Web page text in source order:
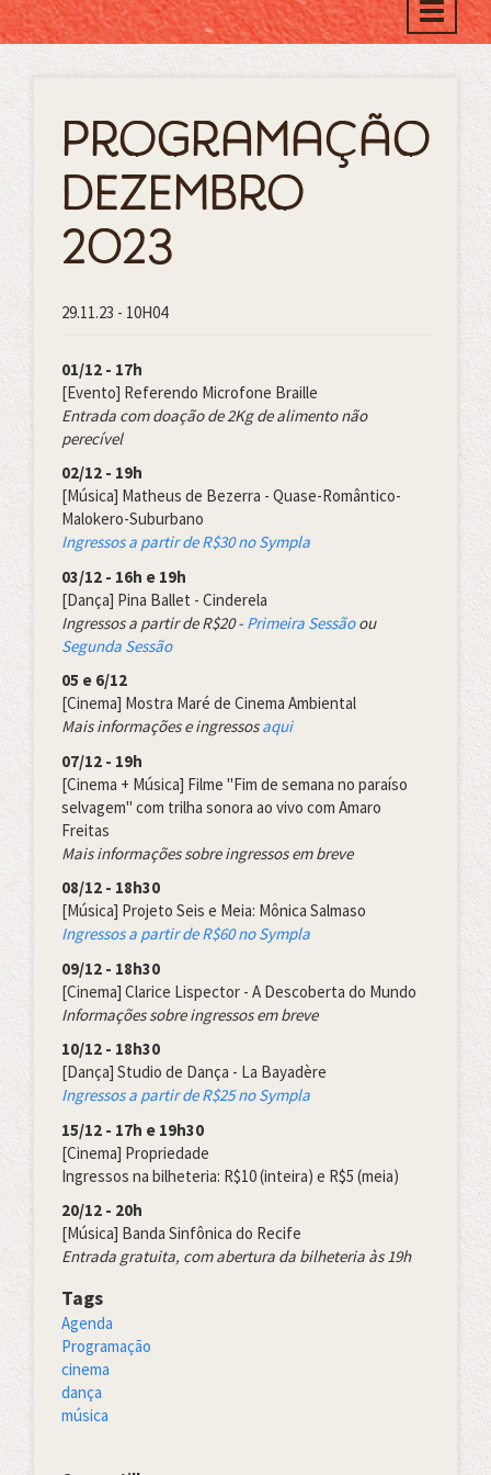
Toggle
Programação
Dezembro
2023
29.11.23 - 10H04
01/12 - 17h
[Evento] Referendo Microfone Braille
Entrada com doação de 2Kg de alimento não
perecível
02/12 - 19h
[Música] Matheus de Bezerra - Quase-Romântico-
Malokero-Suburbano
Ingressos a partir de R$30 no Sympla
03/12 - 16h e 19h
[Dança] Pina Ballet - Cinderela
Ingressos a partir de R$20 - Primeira Sessãoou
Segunda Sessão
05 e 6/12
[Cinema] Mostra Maré de Cinema Ambiental
Mais informações e ingressosaqui
07/12 - 19h
[Cinema + Música] Filme "Fim de semana no paraíso
selvagem" com trilha sonora ao vivo com Amaro
Freitas
Mais informações sobre ingressos em breve
08/12 - 18h30
[Música] Projeto Seis e Meia: Mônica Salmaso
Ingressos a partir de R$60 no Sympla
09/12 - 18h30
[Cinema] Clarice Lispector - A Descoberta do Mundo
Informações sobre ingressos em breve
10/12 - 18h30
[Dança] Studio de Dança - La Bayadère
Ingressos a partir de R$25 no Sympla
15/12 - 17h e 19h30
[Cinema] Propriedade
Ingressos na bilheteria: R$10 (inteira) e R$5 (meia)
20/12 - 20h
[Música] Banda Sinfônica do Recife
Entrada gratuita, com abertura da bilheteria às 19h
Tags
Agenda
Programação
cinema
dança
música